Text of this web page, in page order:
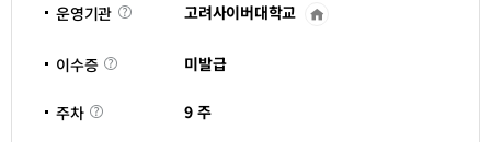
운영기관 고려사이버대학교
운
이수증 이
수
미발급
주차 주
차
9 주